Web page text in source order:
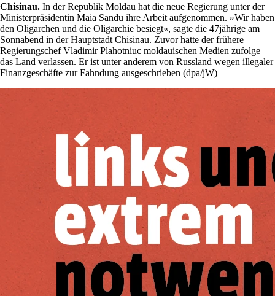
Chisinau. In der Republik Moldau hat die neue Regierung unter der
Ministerpräsidentin Maia Sandu ihre Arbeit aufgenommen. »Wir haben
den Oligarchen und die Oligarchie besiegt«, sagte die 47jährige am
Sonnabend in der Hauptstadt Chisinau. Zuvor hatte der frühere
Regierungschef Vladimir Plahotniuc moldauischen Medien zufolge
das Land verlassen. Er ist unter anderem von Russland wegen illegaler
Finanzgeschäfte zur Fahndung ausgeschrieben (dpa/jW)